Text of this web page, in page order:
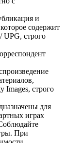
и
содержит
строго
Images, строго
для
играх
При